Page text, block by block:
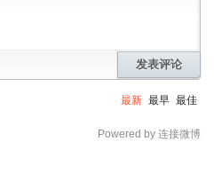
发表评论
最新 最早 最佳
Powered by 连接微博